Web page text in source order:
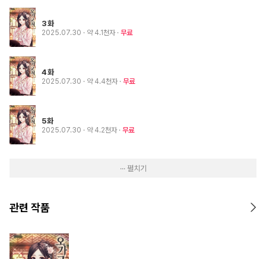
3화
2025.07.30 · 약 4.1천자 무료
4화
2025.07.30 · 약 4.4천자 무료
5화
2025.07.30 · 약 4.2천자 무료
··· 펼치기
관련 작품